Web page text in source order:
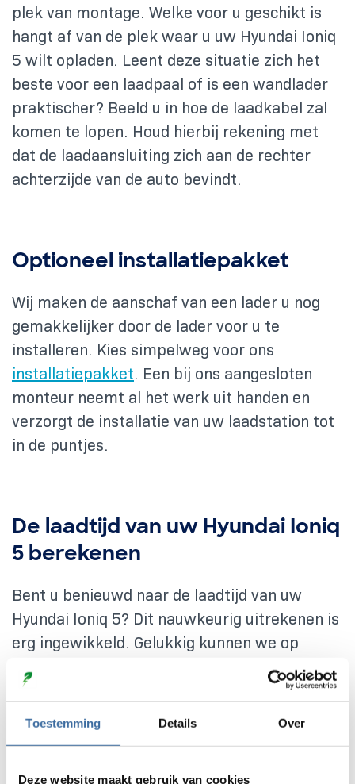
Toestemming Details Over
Deze website maakt gebruik van cookies
plek van montage. Welke voor u geschikt is
hangt af van de plek waar u uw Hyundai Ioniq
5 wilt opladen. Leent deze situatie zich het
beste voor een laadpaal of is een wandlader
praktischer? Beeld u in hoe de laadkabel zal
komen te lopen. Houd hierbij rekening met
dat de laadaansluiting zich aan de rechter
achterzijde van de auto bevindt.
Optioneel installatiepakket
Wij maken de aanschaf van een lader u nog
gemakkelijker door de lader voor u te
installeren. Kies simpelweg voor ons
installatiepakket. Een bij ons aangesloten
monteur neemt al het werk uit handen en
verzorgt de installatie van uw laadstation tot
in de puntjes.
De laadtijd van uw Hyundai Ioniq
5 berekenen
Bent u benieuwd naar de laadtijd van uw
Hyundai Ioniq 5? Dit nauwkeurig uitrekenen is
erg ingewikkeld. Gelukkig kunnen we op
eenvoudige wijze toch een nauwkeurige
schatting maken. Dit doen we door de
accucapaciteit van de Ioniq te delen door het